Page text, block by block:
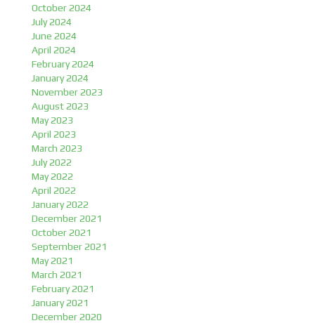
October 2024
July 2024
June 2024
April 2024
February 2024
January 2024
November 2023
August 2023
May 2023
April 2023
March 2023
July 2022
May 2022
April 2022
January 2022
December 2021
October 2021
September 2021
May 2021
March 2021
February 2021
January 2021
December 2020